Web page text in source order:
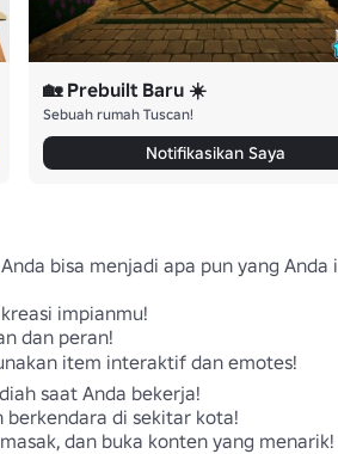
🏡 Prebuilt Baru ☀️
Sebuah rumah Tuscan!
Notifikasikan Saya
bisa menjadi apa pun yang Anda
impianmu!
dan peran!
item interaktif dan emotes!
saat Anda bekerja!
berkendara di sekitar kota!
dan buka konten yang menarik!